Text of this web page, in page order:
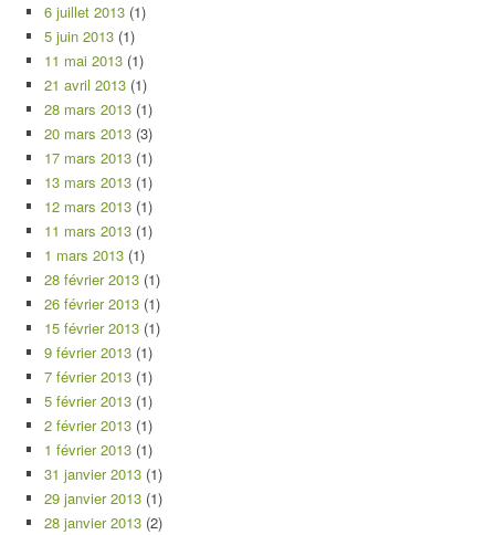
6 juillet 2013 (1)
5 juin 2013 (1)
11 mai 2013 (1)
21 avril 2013 (1)
28 mars 2013 (1)
20 mars 2013 (3)
17 mars 2013 (1)
13 mars 2013 (1)
12 mars 2013 (1)
11 mars 2013 (1)
1 mars 2013 (1)
28 février 2013 (1)
26 février 2013 (1)
15 février 2013 (1)
9 février 2013 (1)
7 février 2013 (1)
5 février 2013 (1)
2 février 2013 (1)
1 février 2013 (1)
31 janvier 2013 (1)
29 janvier 2013 (1)
28 janvier 2013 (2)